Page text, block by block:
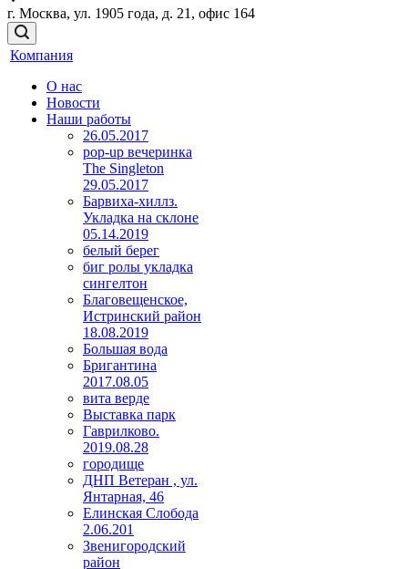
г. Москва, ул. 1905 года, д. 21, офис 164
Компания
О нас
Новости
Наши работы
26.05.2017
pop-up вечеринка
The Singleton
29.05.2017
Барвиха-хиллз.
Укладка на склоне
05.14.2019
белый берег
биг ролы укладка
сингелтон
Благовещенское,
Истринский район
18.08.2019
Большая вода
Бригантина
2017.08.05
вита верде
Выставка парк
Гаврилково.
2019.08.28
городище
ДНП Ветеран , ул.
Янтарная, 46
Елинская Слобода
2.06.201
Звенигородский
район